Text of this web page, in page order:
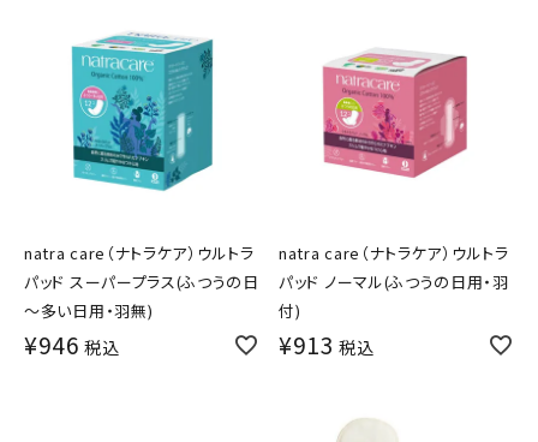
natra care（ナトラケア）ウルトラ
パッド スーパープラス(ふつうの日
～多い日用・羽無)
¥946 税込
natra care（ナトラケア）ウルトラ
パッド ノーマル(ふつうの日用・羽
付)
¥913 税込